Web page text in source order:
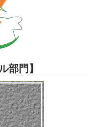
部門】